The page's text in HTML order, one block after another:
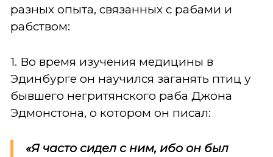
разных опыта, связанных с рабами и
рабством:
1. Во время изучения медицины в
Эдинбурге он научился заганять птиц у
бывшего негритянского раба Джона
Эдмонстона, о котором он писал:
«Я часто сидел с ним, ибо он был